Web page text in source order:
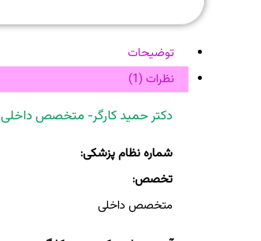
توضیحات
نظرات (1)
دکتر حمید کارگر- متخصص داخلی
شماره نظام پزشکی:
تخصص:
متخصص داخلی